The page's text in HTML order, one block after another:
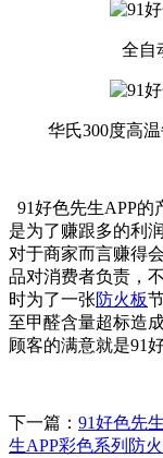
全自
华氏300度高
91好色先生APP的
是为了赚跟多的利
对于商家而言赚得会
品对消费者负责
时为了一张防火板
至甲醛含量超标造成
顾客的满意就是91好
下一篇： 91好色先
生APP彩色系列防